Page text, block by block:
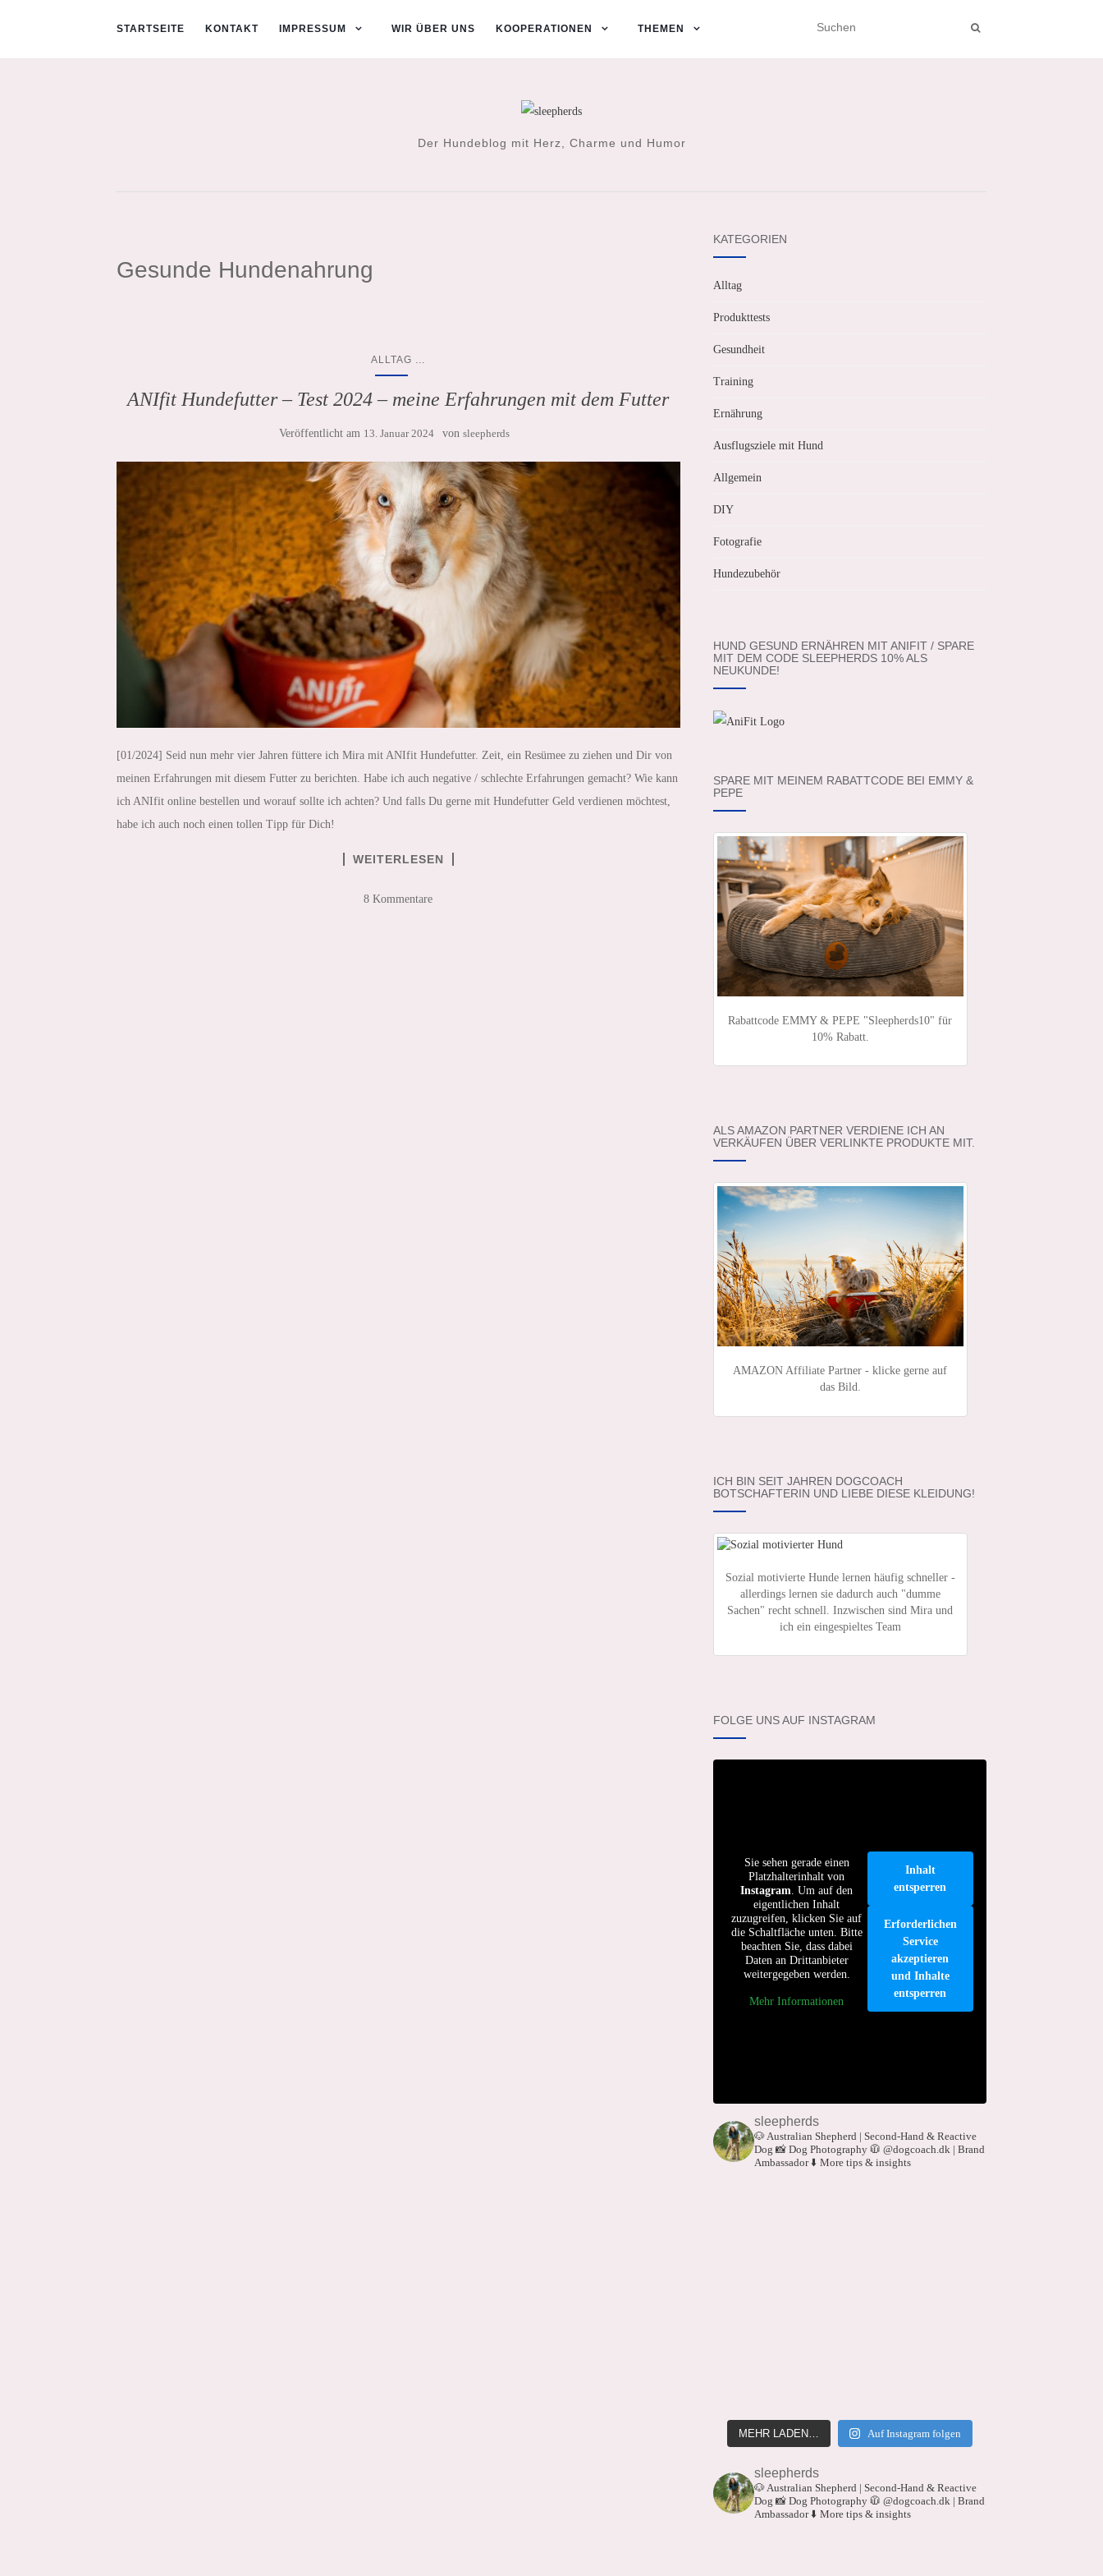
STARTSEITE KONTAKT IMPRESSUM WIR ÜBER UNS KOOPERATIONEN THEMEN
Der Hundeblog mit Herz, Charme und Humor
Gesunde Hundenahrung
ALLTAG
ANIfit Hundefutter – Test 2024 – meine Erfahrungen mit dem Futter
Veröffentlicht am 13. Januar 2024 von sleepherds
[01/2024] Seid nun mehr vier Jahren füttere ich Mira mit ANIfit Hundefutter. Zeit, ein Resümee zu ziehen und Dir von
meinen Erfahrungen mit diesem Futter zu berichten. Habe ich auch negative / schlechte Erfahrungen gemacht? Wie kann
ich ANIfit online bestellen und worauf sollte ich achten? Und falls Du gerne mit Hundefutter Geld verdienen möchtest,
habe ich auch noch einen tollen Tipp für Dich!
WEITERLESEN
8 Kommentare
KATEGORIEN
Alltag
Produkttests
Gesundheit
Training
Ernährung
Ausflugsziele mit Hund
Allgemein
DIY
Fotografie
Hundezubehör
HUND GESUND ERNÄHREN MIT ANIFIT / SPARE
MIT DEM CODE SLEEPHERDS 10% ALS
NEUKUNDE!
SPARE MIT MEINEM RABATTCODE BEI EMMY &
PEPE
Rabattcode EMMY & PEPE "Sleepherds10" für
10% Rabatt.
ALS AMAZON PARTNER VERDIENE ICH AN
VERKÄUFEN ÜBER VERLINKTE PRODUKTE MIT.
AMAZON Affiliate Partner - klicke gerne auf
das Bild.
ICH BIN SEIT JAHREN DOGCOACH
BOTSCHAFTERIN UND LIEBE DIESE KLEIDUNG!
Sozial motivierte Hunde lernen häufig schneller -
allerdings lernen sie dadurch auch "dumme
Sachen" recht schnell. Inzwischen sind Mira und
ich ein eingespieltes Team
FOLGE UNS AUF INSTAGRAM
Sie sehen gerade einen
Platzhalterinhalt von
Instagram . Um auf den
eigentlichen Inhalt
zuzugreifen, klicken Sie auf
die Schaltfläche unten. Bitte
beachten Sie, dass dabei
Daten an Drittanbieter
weitergegeben werden.
Mehr Informationen
Inhalt
entsperren
Erforderlichen
Service
akzeptieren
und Inhalte
entsperren
sleepherds
🐶 Australian Shepherd | Second-Hand & Reactive
Dog 📸 Dog Photography🧥 @dogcoach.dk | Brand
Ambassador⬇️ More tips & insights
MEHR LADEN… Auf Instagram folgen
sleepherds
🐶 Australian Shepherd | Second-Hand & Reactive
Dog 📸 Dog Photography🧥 @dogcoach.dk | Brand
Ambassador⬇️ More tips & insights